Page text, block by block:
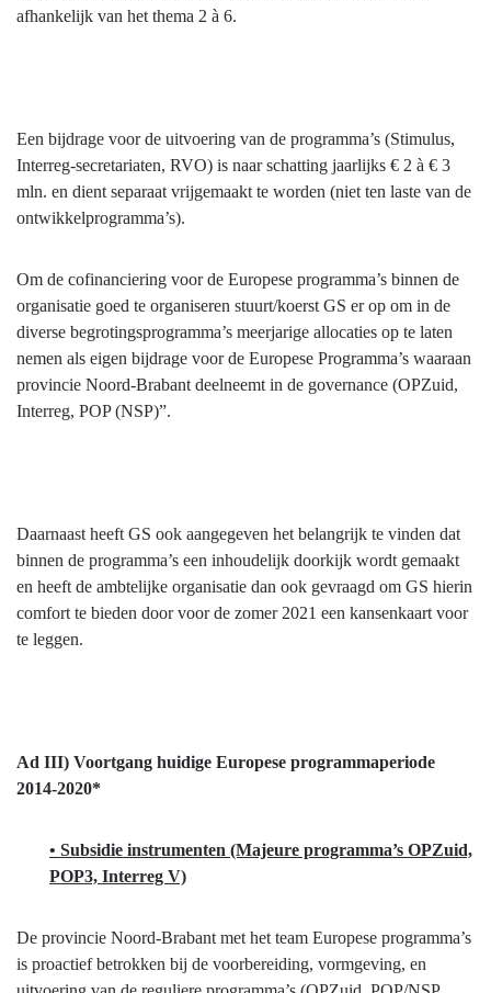
afhankelijk van het thema 2 à 6.
Een bijdrage voor de uitvoering van de programma’s (Stimulus,
Interreg-secretariaten, RVO) is naar schatting jaarlijks € 2 à € 3
mln. en dient separaat vrijgemaakt te worden (niet ten laste van de
ontwikkelprogramma’s).
Om de cofinanciering voor de Europese programma’s binnen de
organisatie goed te organiseren stuurt/koerst GS er op om in de
diverse begrotingsprogramma’s meerjarige allocaties op te laten
nemen als eigen bijdrage voor de Europese Programma’s waaraan
provincie Noord-Brabant deelneemt in de governance (OPZuid,
Interreg, POP (NSP)”.
Daarnaast heeft GS ook aangegeven het belangrijk te vinden dat
binnen de programma’s een inhoudelijk doorkijk wordt gemaakt
en heeft de ambtelijke organisatie dan ook gevraagd om GS hierin
comfort te bieden door voor de zomer 2021 een kansenkaart voor
te leggen.
Ad III) Voortgang huidige Europese programmaperiode
2014-2020*
• Subsidie instrumenten (Majeure programma’s OPZuid,
POP3, Interreg V)
De provincie Noord-Brabant met het team Europese programma’s
is proactief betrokken bij de voorbereiding, vormgeving, en